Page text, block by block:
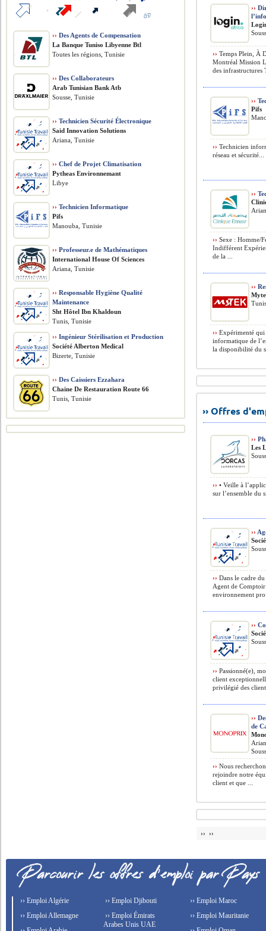
››
›› Temps Plein, À
Montréal Mission
des infrastructures
››
Pifs
›› Technicien
réseau et
››
›› Sexe : Homme/
Indifférent
de la ...
››
›› Expérimenté
informatique de
la disponibilité du
›› Offres
››
Les
›› • Veille à
sur l’ensemble du
››
›› Dans le cadre
Agent de
environnement
››
›› Passionné(e),
client
privilégié des
››
de
›› Nous
rejoindre notre
client et que ...
›› ››
›› Des Agents de Compensation
La Banque Tuniso Libyenne Btl
Toutes les régions, Tunisie
›› Des Collaborateurs
Arab Tunisian Bank Atb
Sousse, Tunisie
›› Technicien Sécurité Électronique
Said Innovation Solutions
Ariana, Tunisie
›› Chef de Projet Climatisation
Pytheas Environnemant
Libye
›› Technicien Informatique
Pifs
Manouba, Tunisie
›› Professeur.e de Mathématiques
International House Of Sciences
Ariana, Tunisie
›› Responsable Hygiène Qualité
Maintenance
Sht Hôtel Ibn Khaldoun
Tunis, Tunisie
›› Ingénieur Stérilisation et Production
Société Alberton Medical
Bizerte, Tunisie
›› Des Caissiers Ezzahara
Chaine De Restauration Route 66
Tunis, Tunisie
›› Emploi Algérie
›› Emploi Allemagne
›› Emploi Djibouti
›› Emploi Émirats
Arabes Unis UAE
›› Emploi Maroc
›› Emploi Mauritanie